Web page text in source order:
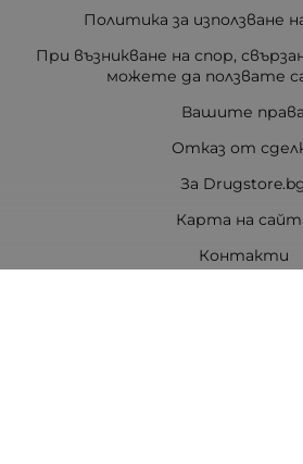
Политика за използване
При възникване на спор,
можете да ползвате
Вашите права
Отказ от
За
Карта на
Контакти